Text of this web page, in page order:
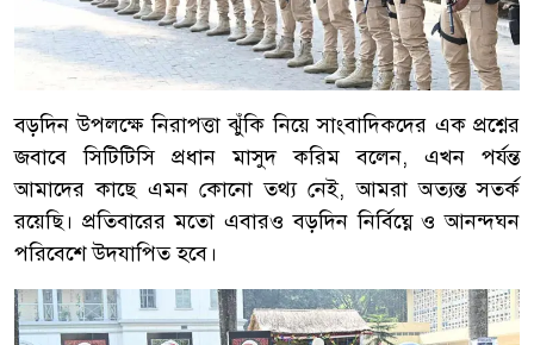
বড়দিন উপলক্ষে নিরাপত্তা ঝুঁকি নিয়ে সাংবাদিকদের এক প্রশ্নের
জবাবে সিটিটিসি প্রধান মাসুদ করিম বলেন, এখন পর্যন্ত
আমাদের কাছে এমন কোনো তথ্য নেই, আমরা অত্যন্ত সতর্ক
রয়েছি। প্রতিবারের মতো এবারও বড়দিন নির্বিঘ্নে ও আনন্দঘন
পরিবেশে উদযাপিত হবে।